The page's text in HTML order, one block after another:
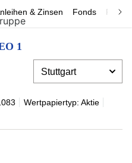
& Zinsen Fonds
1
Wertpapiertyp: Aktie